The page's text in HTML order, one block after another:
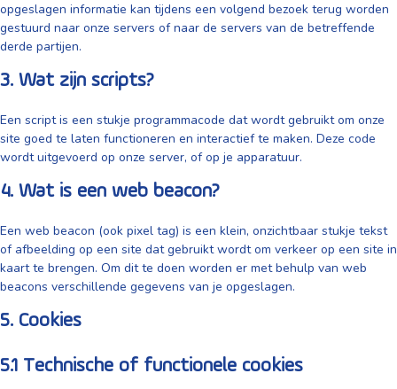
opgeslagen informatie kan tijdens een volgend bezoek terug worden
gestuurd naar onze servers of naar de servers van de betreffende
derde partijen.
3. Wat zijn scripts?
Een script is een stukje programmacode dat wordt gebruikt om onze
site goed te laten functioneren en interactief te maken. Deze code
wordt uitgevoerd op onze server, of op je apparatuur.
4. Wat is een web beacon?
Een web beacon (ook pixel tag) is een klein, onzichtbaar stukje tekst
of afbeelding op een site dat gebruikt wordt om verkeer op een site in
kaart te brengen. Om dit te doen worden er met behulp van web
beacons verschillende gegevens van je opgeslagen.
5. Cookies
5.1 Technische of functionele cookies